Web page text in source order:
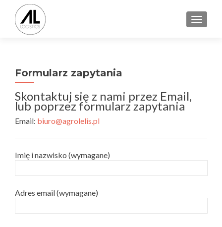
Formularz zapytania
Skontaktuj się z nami przez Email,
lub poprzez formularz zapytania
Email: biuro@agrolelis.pl
Imię i nazwisko (wymagane)
Adres email (wymagane)